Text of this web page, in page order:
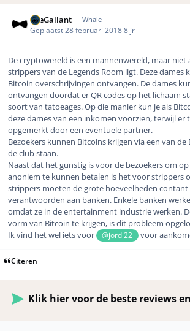
TheGallant Whale
Geplaatst 28 februari 20188 jr
De cryptowereld is een mannenwereld, maar niet
strippers van de Legends Room ligt. Deze dames
Bitcoin overschrijvingen ontvangen. De dames
ontvangen doordat er QR codes op het lichaam
soort van tatoeages. Op die manier kun je als
deze dames van een inkomen voorzien, terwijl
opgemerkt door een eventuele partner.
Bezoekers kunnen Bitcoins krijgen via een van de
de club staan.
Naast dat het gunstig is voor de bezoekers om
anoniem te kunnen betalen is het voor strippers
strippers moeten de grote hoeveelheden contant
verantwoorden aan banken. Enkele banken
omdat ze in de entertainment industrie werken.
vorm van Bitcoin te krijgen, is dit probleem
Ik vind het wel iets voor
@jordi22 voor
Citeren
Klik hier voor de beste reviews